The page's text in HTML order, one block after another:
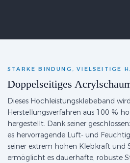
STARKE BINDUNG, VIELSEITIGE
Doppelseitiges
Dieses Hochleistungsklebeband
Herstellungsverfahren aus 100 %
hergestellt. Dank seiner
es hervorragende Luft- und
seiner extrem hohen Klebkraft und
ermöglicht es dauerhafte, robuste